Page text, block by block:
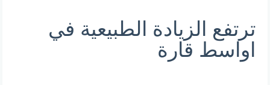
ترتفع الزيادة الطبيعية في
اواسط قارة